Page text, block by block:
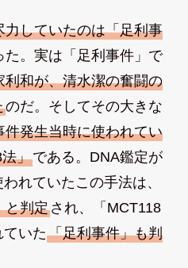
力していたのは「足利事
た。実は「足利事件」で
和が、清水潔の奮闘の
のだ。そしてその大きな
発生当時に使われてい
」である。DNA鑑定が
れていたこの手法は、
と判定され、「MCT118
いた「足利事件」も判